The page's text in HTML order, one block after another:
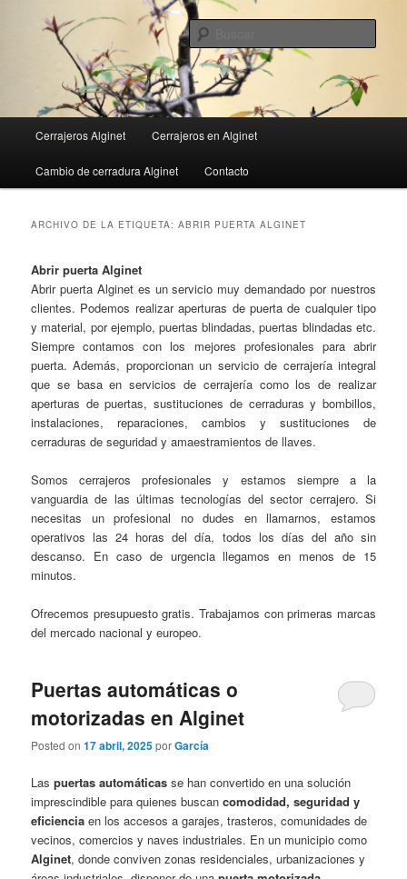
principal
Cerrajeros Alginet Cerrajeros en Alginet
Cambio de cerradura Alginet Contacto
ARCHIVO DE LA ETIQUETA:ABRIR PUERTA ALGINET
Abrir puerta Alginet
Abrir puerta Alginet es un servicio muy demandado por nuestros
clientes. Podemos realizar aperturas de puerta de cualquier tipo
y material, por ejemplo, puertas blindadas, puertas blindadas etc.
Siempre contamos con los mejores profesionales para abrir
puerta. Además, proporcionan un servicio de cerrajería integral
que se basa en servicios de cerrajería como los de realizar
aperturas de puertas, sustituciones de cerraduras y bombillos,
instalaciones, reparaciones, cambios y sustituciones de
cerraduras de seguridad y amaestramientos de llaves.
Somos cerrajeros profesionales y estamos siempre a la
vanguardia de las últimas tecnologías del sector cerrajero. Si
necesitas un profesional no dudes en llamarnos, estamos
operativos las 24 horas del día, todos los días del año sin
descanso. En caso de urgencia llegamos en menos de 15
minutos.
Ofrecemos presupuesto gratis. Trabajamos con primeras marcas
del mercado nacional y europeo.
Puertas automáticas o
motorizadas en Alginet
Posted on17 abril, 2025porGarcía
Laspuertas automáticas se han convertido en una solución
imprescindible para quienes buscancomodidad, seguridad y
eficiencia en los accesos a garajes, trasteros, comunidades de
vecinos, comercios y naves industriales. En un municipio como
Alginet, donde conviven zonas residenciales, urbanizaciones y